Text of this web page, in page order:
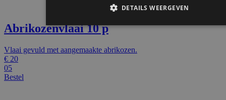
Abrikozenvlaai 10 p
Vlaai gevuld met aangemaakte abrikozen.
€ 20
05
Bestel